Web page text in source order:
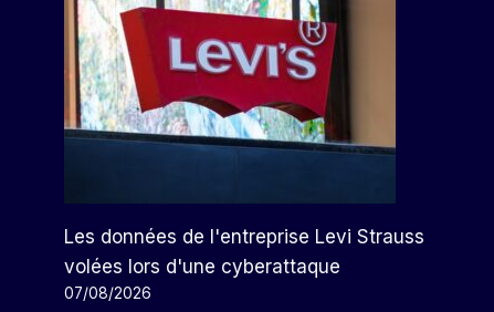
Les données de l'entreprise Levi Strauss
volées lors d'une cyberattaque
07/08/2026